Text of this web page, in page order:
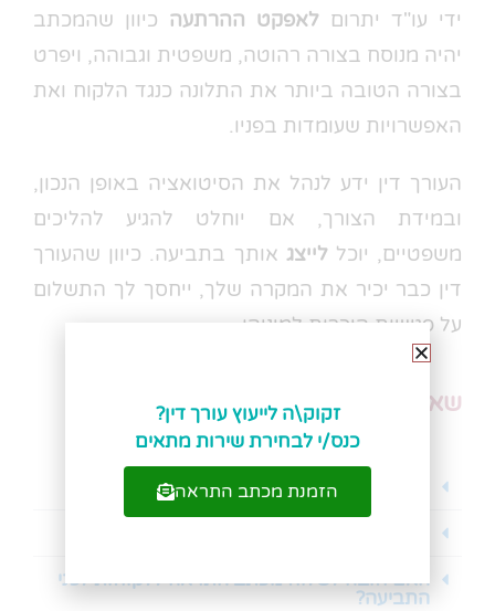
ידי עו"ד יתרום לאפקט ההרתעה כיוון שהמכתב
יהיה מנוסח בצורה רהוטה, משפטית וגבוהה, ויפרט
בצורה הטובה ביותר את התלונה כנגד הלקוח ואת
האפשרויות שעומדות בפניו.
העורך דין ידע לנהל את הסיטואציה באופן הנכון,
ובמידת הצורך, אם יוחלט להגיע להליכים
משפטיים, יוכללייצג אותך בתביעה. כיוון שהעורך
דין כבר יכיר את המקרה שלך, ייחסך לך התשלום
על פגישות היכרות למיניהן.
שאלות נפוצות
כמה עולה מכתב התראה ללקוח?
האם חובה לשלוח מכתב התראה ללקוחות לפני
התביעה?
זקוק\ה לייעוץ עורך דין?
כנס/י לבחירת שירות מתאים
הזמנת מכתב התראה